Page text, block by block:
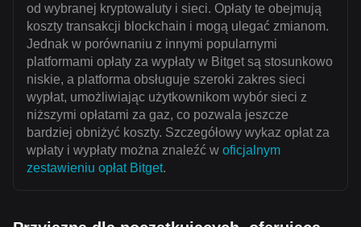
od wybranej kryptowaluty i sieci. Opłaty te obejmują
koszty transakcji blockchain i mogą ulegać zmianom.
Jednak w porównaniu z innymi popularnymi
platformami opłaty za wypłaty w Bitget są stosunkowo
niskie, a platforma obsługuje szeroki zakres sieci
wypłat, umożliwiając użytkownikom wybór sieci z
niższymi opłatami za gaz, co pozwala jeszcze
bardziej obniżyć koszty. Szczegółowy wykaz opłat za
wpłaty i wypłaty można znaleźć w oficjalnym
zestawieniu opłat Bitget.